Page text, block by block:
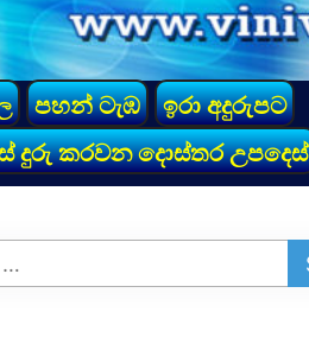
පහන් ටැඹ
ඉරා අදුරුපට
දුරු කරවන දොස්තර උපදෙස්